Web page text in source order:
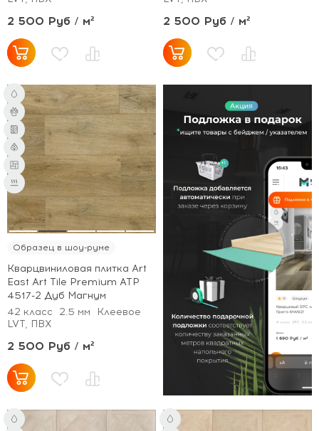
2 500 Руб / м² 2 500 Руб / м²
Образец в шоу-руме
Кварцвиниловая плитка Art
East Art Tile Premium ATP
4517-2 Дуб Магнум
42 класс
2.5 мм
Клеевое
LVT, ПВХ
2 500 Руб / м²